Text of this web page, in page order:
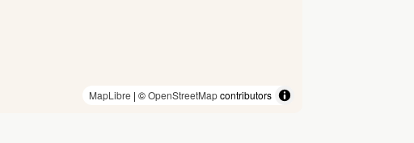
MapLibre | ©OpenStreetMapcontributors